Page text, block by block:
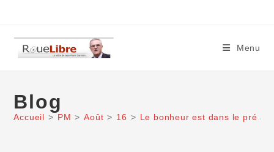
content
Menu
Blog
Accueil > PM > Août > 16 > Le bonheur est dans le pré